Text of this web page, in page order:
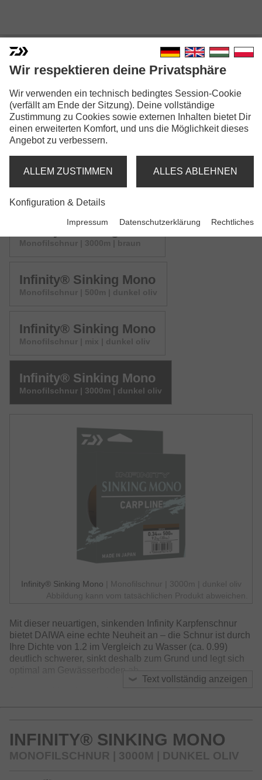
INFINITY® SINKING MONO
Modellausführungen: 6
Infinity® Sinking Mono
Monofilschnur | 500m | braun
Infinity® Sinking Mono
Monofilschnur | 3000m | braun
Infinity® Sinking Mono
Monofilschnur | 500m | dunkel oliv
Infinity® Sinking Mono
Monofilschnur | mix | dunkel oliv
Infinity® Sinking Mono
Monofilschnur | 3000m | dunkel oliv
Infinity® Sinking Mono
| Monofilschnur | 3000m | dunkel oliv
Abbildung kann vom tatsächlichen Produkt abweichen.
Text vollständig anzeigen
Mit dieser neuartigen, sinkenden Infinity Karpfenschnur
bietet DAIWA eine echte Neuheit an – die Schnur ist durch
Ihre Dichte von 1.2 im Vergleich zu Wasser (ca. 0.99)
deutlich schwerer, sinkt deshalb zum Grund und legt sich
Infinity Sinking jedoch weich und geschmeidig und bietet
ein gutes Dehnverhalten – ideal, um Aussteiger im Drill zu
verhindern und eine hohe Knotenfestigkeit bei Belastung
INFINITY® SINKING MONO
MONOFILSCHNUR | 3000M | DUNKEL OLIV
Wir respektieren deine Privatsphäre
Wir verwenden ein technisch bedingtes Session-Cookie
(verfällt am Ende der Sitzung). Deine vollständige
Zustimmung zu Cookies sowie externen Inhalten bietet Dir
einen erweiterten Komfort, und uns die Möglichkeit dieses
Angebot zu verbessern.
ALLEM ZUSTIMMEN ALLES ABLEHNEN
Konfiguration & Details
Impressum Datenschutzerklärung Rechtliches